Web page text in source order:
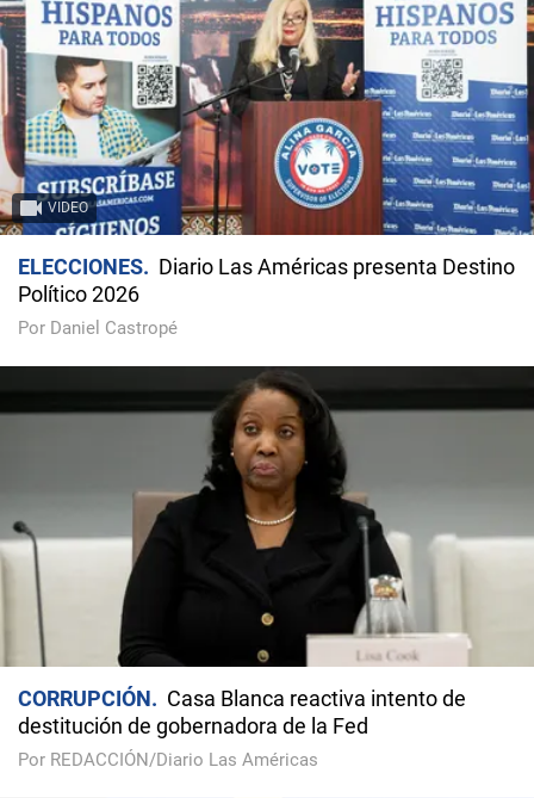
VIDEO
ELECCIONES
Diario Las Américas presenta Destino
Político 2026
Por Daniel Castropé
CORRUPCIÓN
Casa Blanca reactiva intento de
destitución de gobernadora de la Fed
Por REDACCIÓN/Diario Las Américas